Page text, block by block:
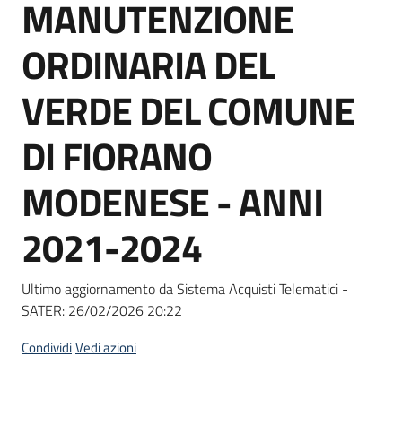
Piattaforme
telematiche
English
site
su
MANUTENZIONE
ORDINARIA DEL
VERDE DEL COMUNE
DI FIORANO
MODENESE - ANNI
2021-2024
Ultimo aggiornamento da Sistema Acquisti Telematici -
SATER: 26/02/2026 20:22
CondividiVedi azioni